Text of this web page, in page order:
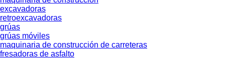
excavadoras
retroexcavadoras
grúas
grúas móviles
maquinaria de construcción de carreteras
fresadoras de asfalto